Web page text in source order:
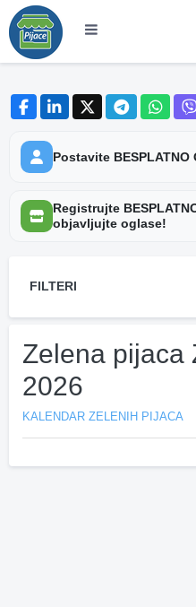
Postavite
Registrujte
objavljujte oglase!
FILTERI
Zelena pijaca
2026
KALENDAR ZELENIH PIJACA